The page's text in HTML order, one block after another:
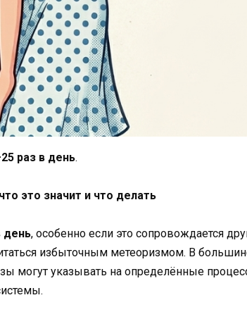
раз в день.
это значит и что делать
день, особенно если это сопровождается
избыточным метеоризмом. В
могут указывать на определённые